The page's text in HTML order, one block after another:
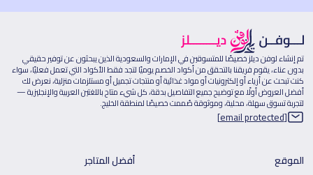
تم إنشاء لوفن ديلز خصيصًا للمتسوقين في الإمارات والسعودية الذين يبحثون عن توفير حقيقي
بدون عناء، يقوم فريقنا بالتحقق من أكواد الخصم يوميًا لتجد فقط الأكواد التي تعمل فعليًا، سواء
كنت تبحث عن أزياء أو إلكترونيات أو مواد غذائية أو منتجات تجميل أو مستلزمات منزلية، نعرض لك
أفضل العروض أولًا مع توضيح جميع التفاصيل بدقة، كل شيء متاح باللغتين العربية والإنجليزية —
لتجربة تسوق سهلة، محلية، وموثوقة صُممت خصيصًا لمنطقة الخليج.
[email protected]
الموقع أفضل المتاجر